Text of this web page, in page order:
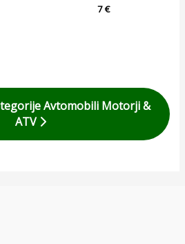
7€
Avtomobili Motorji &
ATV